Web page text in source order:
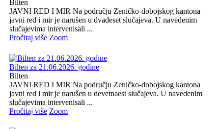
Bilten
JAVNI RED I MIR Na području Zeničko-dobojskog kantona
javni red i mir je narušen u dvadeset slučajeva. U navedenim
slučajevima intervenisali ...
Pročitaj više Zoom
Bilten za 21.06.2026. godine
Bilten
JAVNI RED I MIR Na području Zeničko-dobojskog kantona
javni red i mir je narušen u devetnaest slučajeva. U navedenim
slučajevima intervenisali ...
Pročitaj više Zoom